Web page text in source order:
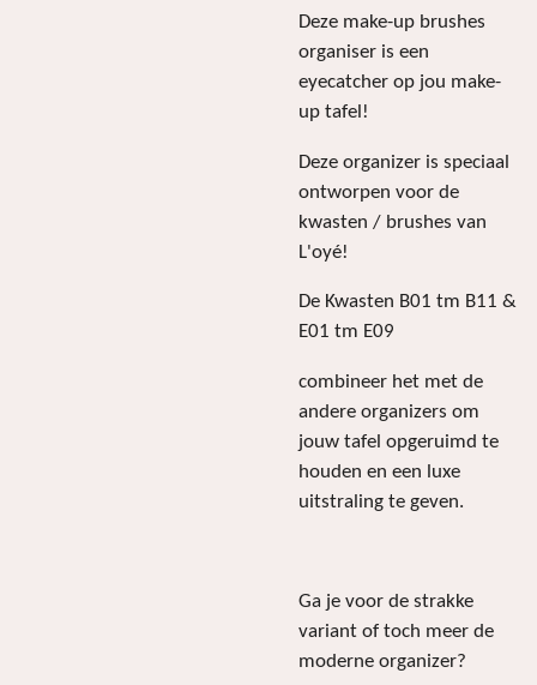
Deze make-up brushes
organiser is een
eyecatcher op jou make-
up tafel!
Deze organizer is speciaal
ontworpen voor de
kwasten / brushes van
L'oyé!
De Kwasten B01 tm B11 &
E01 tm E09
combineer het met de
andere organizers om
jouw tafel opgeruimd te
houden en een luxe
uitstraling te geven.
Ga je voor de strakke
variant of toch meer de
moderne organizer?